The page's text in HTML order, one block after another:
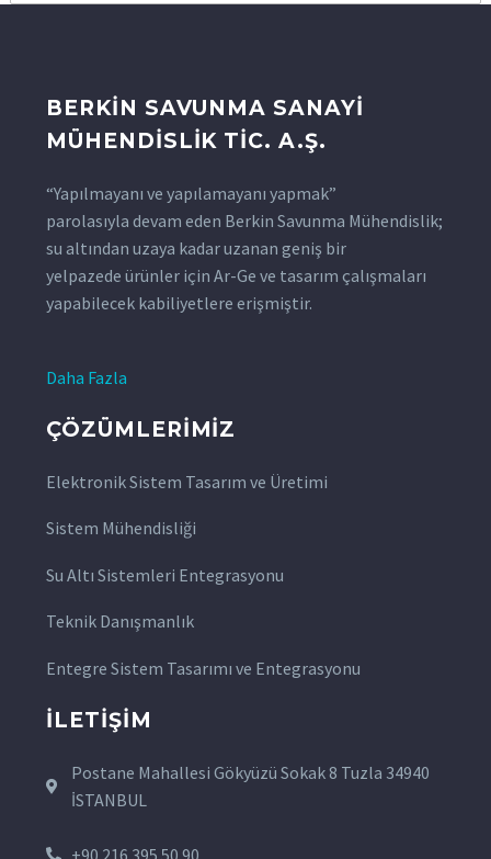
BERKİN SAVUNMA SANAYİ
MÜHENDİSLİK TİC. A.Ş.
“Yapılmayanı ve yapılamayanı yapmak”
parolasıyla devam eden Berkin Savunma Mühendislik;
su altından uzaya kadar uzanan geniş bir
yelpazede ürünler için Ar-Ge ve tasarım çalışmaları
yapabilecek kabiliyetlere erişmiştir.
Daha Fazla
ÇÖZÜMLERIMIZ
Elektronik Sistem Tasarım ve Üretimi
Sistem Mühendisliği
Su Altı Sistemleri Entegrasyonu
Teknik Danışmanlık
Entegre Sistem Tasarımı ve Entegrasyonu
İLETIŞIM
Postane Mahallesi Gökyüzü Sokak 8 Tuzla 34940
İSTANBUL
+90 216 395 50 90